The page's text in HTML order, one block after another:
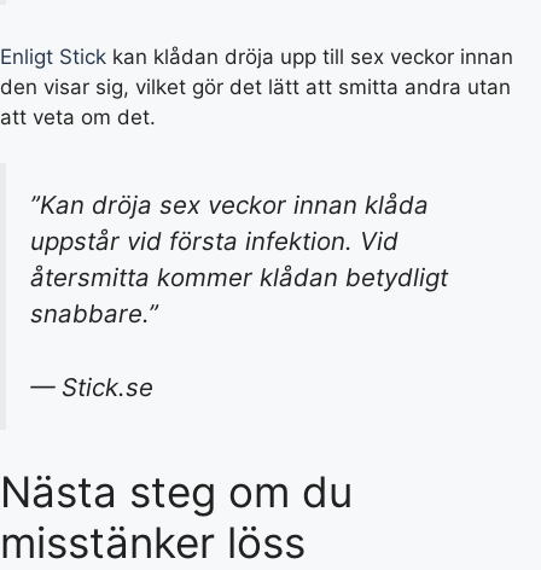
Enligt Stick kan klådan dröja upp till sex veckor innan
den visar sig, vilket gör det lätt att smitta andra utan
att veta om det.
”Kan dröja sex veckor innan klåda
uppstår vid första infektion. Vid
återsmitta kommer klådan betydligt
snabbare.”
— Stick.se
Nästa steg om du
misstänker löss